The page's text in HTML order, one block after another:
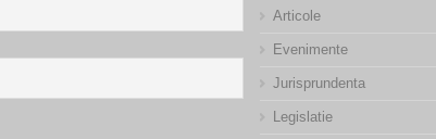
Articole
Evenimente
Jurisprundenta
Legislatie